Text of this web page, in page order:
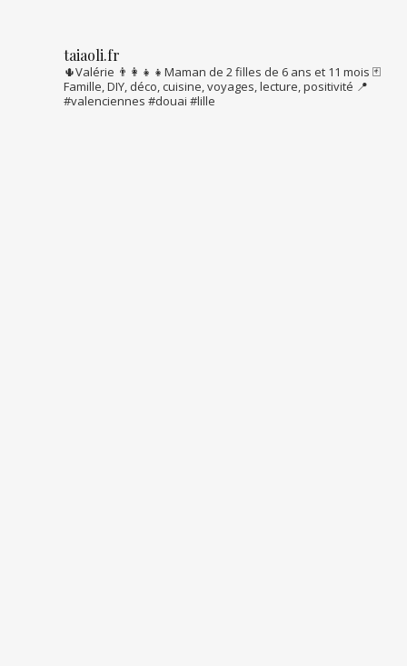
taiaoli.fr
🌵Valérie 👨‍👩‍👧‍👧Maman de 2 filles de 6 ans et 11 mois 🃏
Famille, DIY, déco, cuisine, voyages, lecture, positivité 📍
#valenciennes #douai #lille